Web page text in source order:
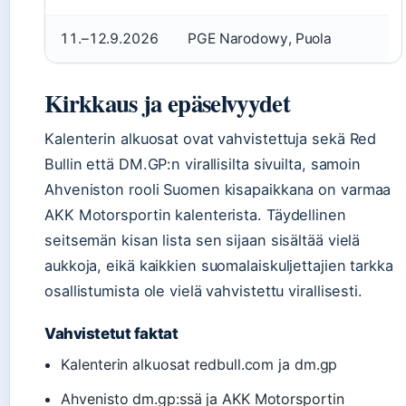
11.–12.9.2026 PGE Narodowy, Puola
Kirkkaus ja epäselvyydet
Kalenterin alkuosat ovat vahvistettuja sekä Red
Bullin että DM.GP:n virallisilta sivuilta, samoin
Ahveniston rooli Suomen kisapaikkana on varmaa
AKK Motorsportin kalenterista. Täydellinen
seitsemän kisan lista sen sijaan sisältää vielä
aukkoja, eikä kaikkien suomalaiskuljettajien tarkka
osallistumista ole vielä vahvistettu virallisesti.
Vahvistetut faktat
Kalenterin alkuosat redbull.com ja dm.gp
Ahvenisto dm.gp:ssä ja AKK Motorsportin